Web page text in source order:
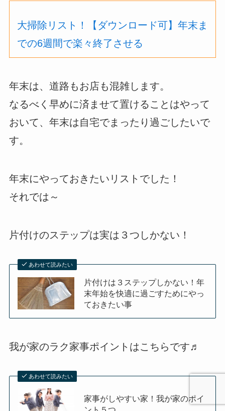
大掃除リスト！【ダウンロード可】年末ま
での6週間で楽々終了させる
年末は、道路もお店も混雑します。
なるべく早めに済ませて置けることはやって
おいて、年末は自宅でまったり過ごしたいで
す。
年末にやっておきたいリストでした！
それでは～
片付けのステップは実は３つしかない！
あわせて読みたい
片付けは３ステップしかない！年
末年始を快適に過ごすためにやっ
ておきたい事
我が家のラク家事ポイントはこちらです♬
あわせて読みたい
家事がしやすい家！我が家のポイ